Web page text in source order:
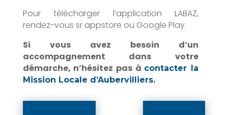
Pour télécharger l’application LABAZ,
rendez-vous sr appstore ou Google Play.
Si vous avez besoin d’un
accompagnement dans votre
démarche, n’hésitez pas à contacter la
Mission Locale d’Aubervilliers.